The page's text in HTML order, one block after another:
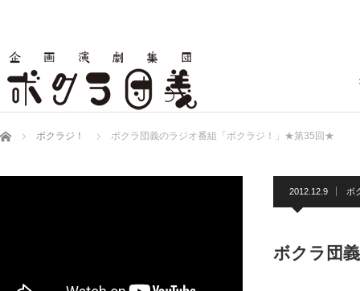
ホーム ボクラジ！ ボクラ団義のラジオ番組「ボクラジ！」★第35回★
2012.12.9 ボ
ボクラ団